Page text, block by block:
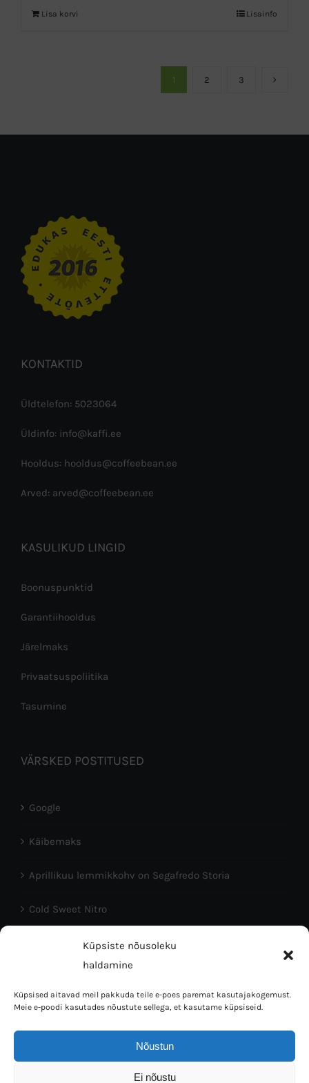
Küpsiste nõusoleku
haldamine
Küpsised aitavad meil pakkuda teile e-poes paremat kasutajakogemust.
Meie e-poodi kasutades nõustute sellega, et kasutame küpsiseid.
Nõustun
Ei nõustu
Lisa korvi Lisainfo
1 2 3
KONTAKTID
Üldtelefon: 5023064
Üldinfo: info@kaffi.ee
Hooldus: hooldus@coffeebean.ee
Arved: arved@coffeebean.ee
KASULIKUD LINGID
Boonuspunktid
Garantiihooldus
Järelmaks
Privaatsuspoliitika
Tasumine
VÄRSKED POSTITUSED
Google
Käibemaks
Aprillikuu lemmikkohv on Segafredo Storia
Cold Sweet Nitro
Head Eesti Vabariigi aastapäeva!